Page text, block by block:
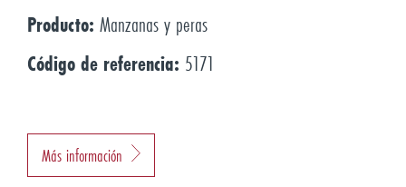
Producto: Manzanas y peras
Código de referencia: 5171
Más información